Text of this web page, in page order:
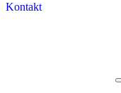
Kontakt